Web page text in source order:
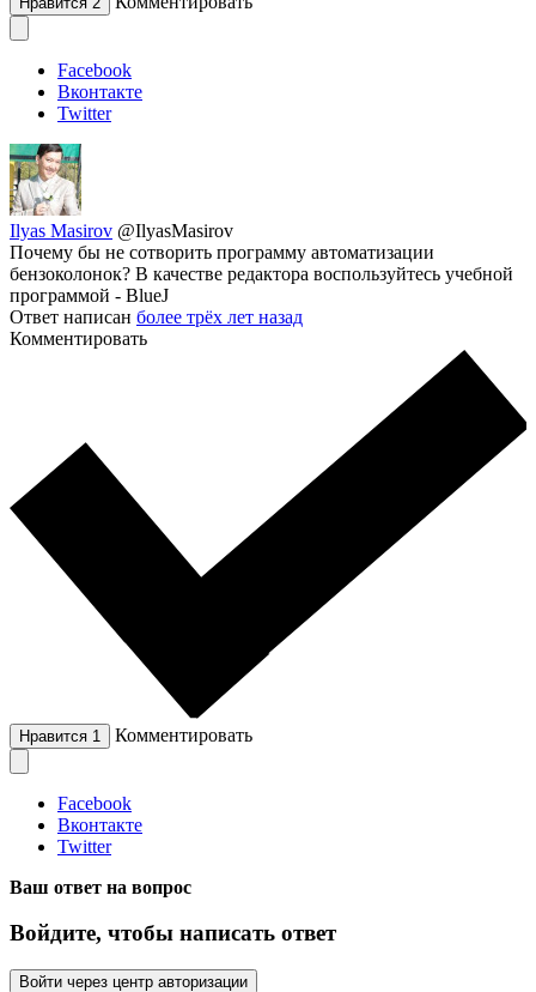
Facebook
Вконтакте
Twitter
Ilyas Masirov @IlyasMasirov
Почему бы не сотворить программу автоматизации
бензоколонок? В качестве редактора воспользуйтесь учебной
программой - BlueJ
Ответ написан более трёх лет назад
Комментировать
Нравится 1 Комментировать
Facebook
Вконтакте
Twitter
Ваш ответ на вопрос
Войдите, чтобы написать ответ
Войти через центр авторизации